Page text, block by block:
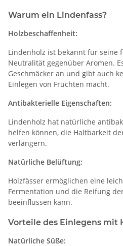
Warum ein Lindenfass?
Holzbeschaffenheit:
Lindenholz ist bekannt für seine
Neutralität gegenüber Aromen.
Geschmäcker an und gibt auch
Einlegen von Früchten macht.
Antibakterielle Eigenschaften:
Lindenholz hat natürliche
helfen können, die Haltbarkeit
verlängern.
Natürliche Belüftung:
Holzfässer ermöglichen eine
Fermentation und die Reifung
beeinflussen kann.
Vorteile des Einlegens mit
Natürliche Süße: